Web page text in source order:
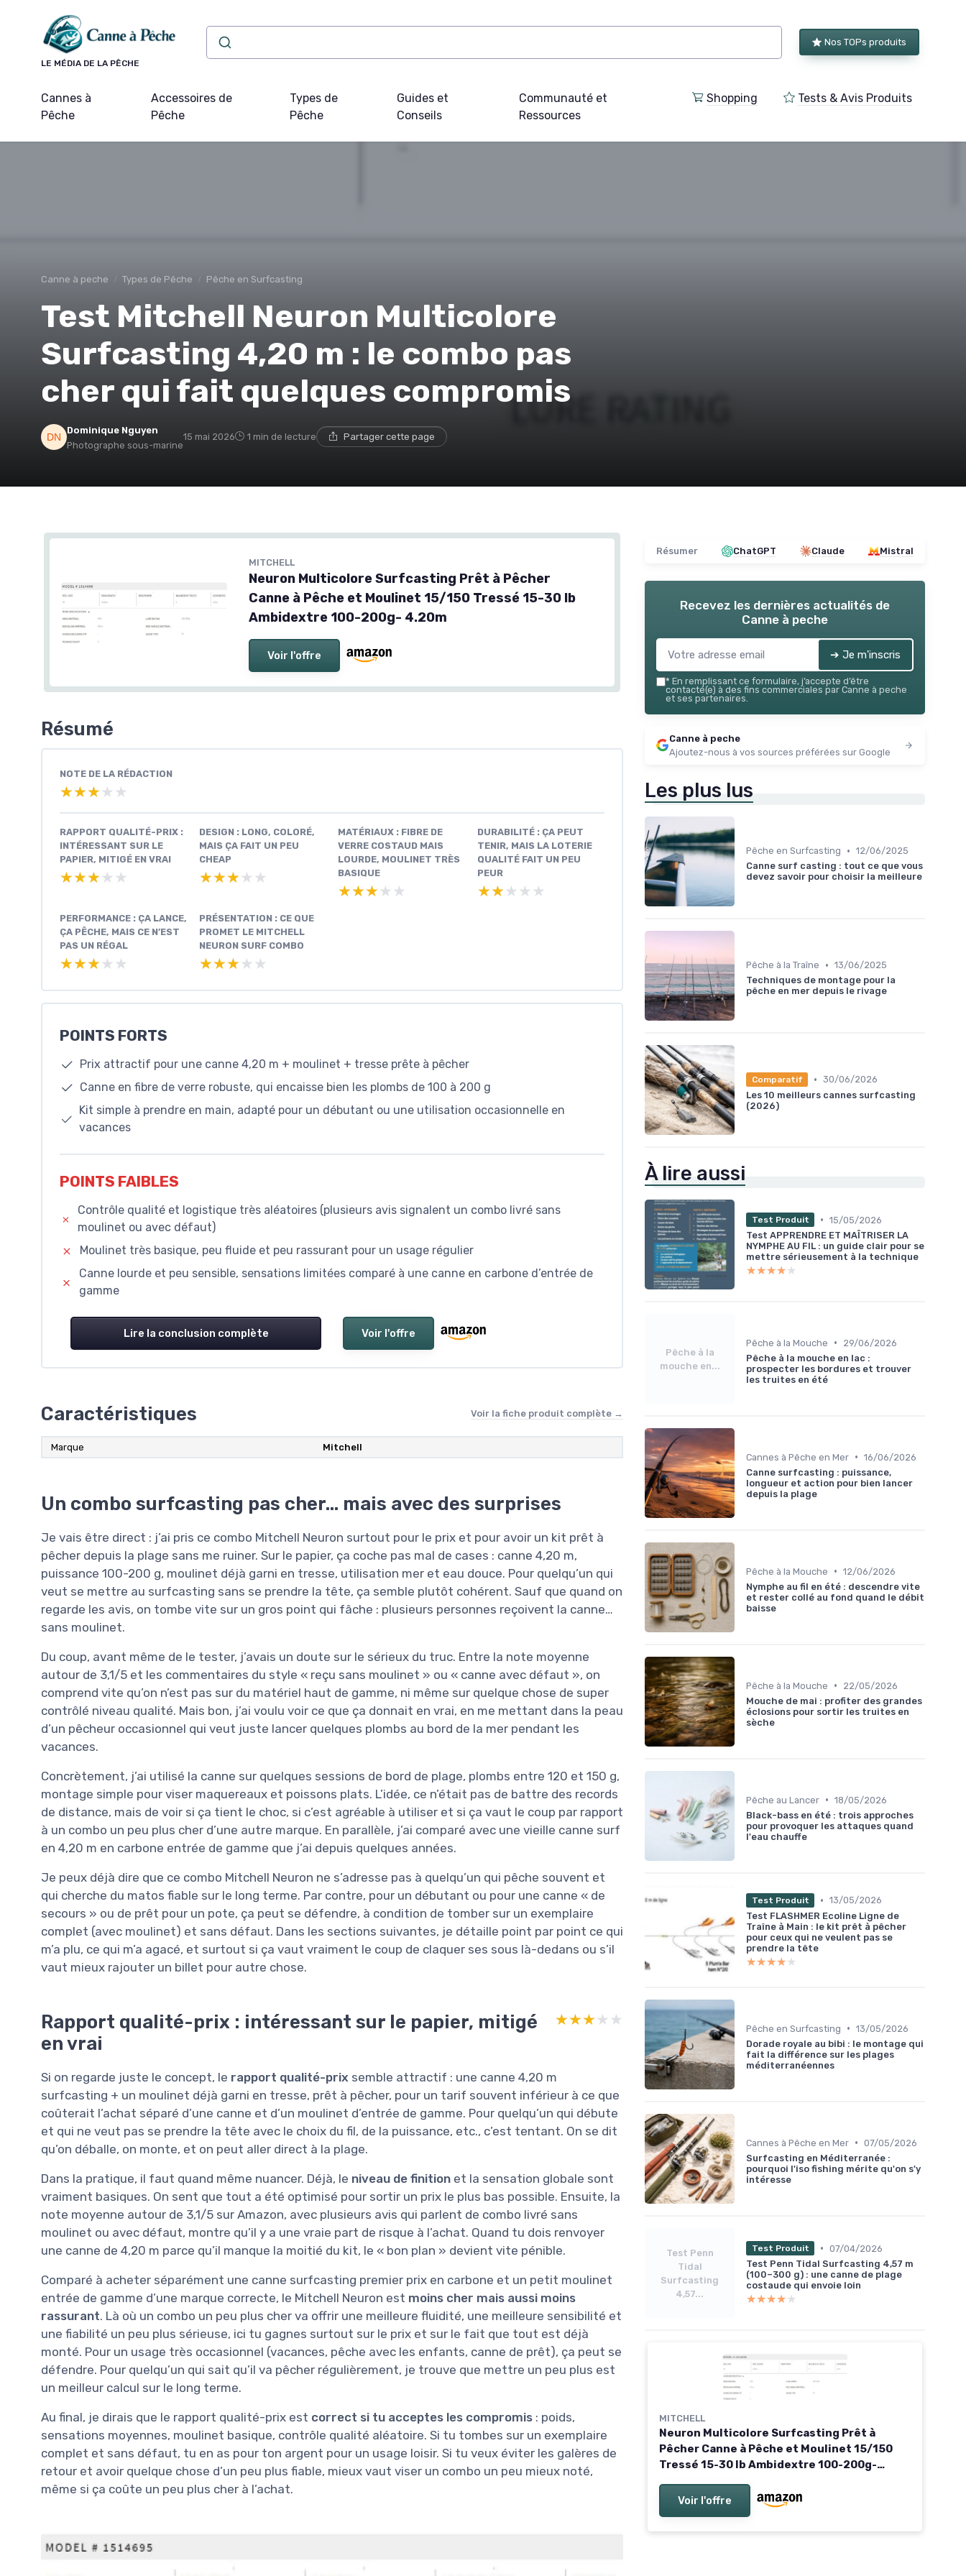
LE MÉDIA DE LA PÊCHE
Nos TOPs produits
Cannes à
Pêche
Accessoires de
Pêche
Types de
Pêche
Guides et
Conseils
Communauté et
Ressources
Shopping Tests & Avis Produits
Canne à peche Types de Pêche Pêche en Surfcasting
Test Mitchell Neuron Multicolore
Surfcasting 4,20 m : le combo pas
cher qui fait quelques compromis
Dominique Nguyen
Photographe sous-marine
15 mai 2026 1 min de lecture Partager cette page
MITCHELL
Neuron Multicolore Surfcasting Prêt à Pêcher
Canne à Pêche et Moulinet 15/150 Tressé 15-30 lb
Ambidextre 100-200g- 4.20m
Voir l'offre
Résumé
NOTE DE LA RÉDACTION
★★★★★
★★★★★
RAPPORT QUALITÉ-PRIX :
INTÉRESSANT SUR LE
PAPIER, MITIGÉ EN VRAI
★★★★★
★★★★★
DESIGN : LONG, COLORÉ,
MAIS ÇA FAIT UN PEU
CHEAP
★★★★★
★★★★★
MATÉRIAUX : FIBRE DE
VERRE COSTAUD MAIS
LOURDE, MOULINET TRÈS
BASIQUE
★★★★★
★★★★★
DURABILITÉ : ÇA PEUT
TENIR, MAIS LA LOTERIE
QUALITÉ FAIT UN PEU
PEUR
★★★★★
★★★★★
PERFORMANCE : ÇA LANCE,
ÇA PÊCHE, MAIS CE N’EST
PAS UN RÉGAL
★★★★★
★★★★★
PRÉSENTATION : CE QUE
PROMET LE MITCHELL
NEURON SURF COMBO
★★★★★
★★★★★
POINTS FORTS
Prix attractif pour une canne 4,20 m + moulinet + tresse prête à pêcher
Canne en fibre de verre robuste, qui encaisse bien les plombs de 100 à 200 g
Kit simple à prendre en main, adapté pour un débutant ou une utilisation occasionnelle en
vacances
POINTS FAIBLES
Contrôle qualité et logistique très aléatoires (plusieurs avis signalent un combo livré sans
moulinet ou avec défaut)
Moulinet très basique, peu fluide et peu rassurant pour un usage régulier
Canne lourde et peu sensible, sensations limitées comparé à une canne en carbone d’entrée de
gamme
Lire la conclusion complète Voir l'offre
Caractéristiques Voir la fiche produit complète →
Marque Mitchell
Un combo surfcasting pas cher… mais avec des surprises
Je vais être direct : j’ai pris ce combo Mitchell Neuron surtout pour le prix et pour avoir un kit prêt à
pêcher depuis la plage sans me ruiner. Sur le papier, ça coche pas mal de cases : canne 4,20 m,
puissance 100-200 g, moulinet déjà garni en tresse, utilisation mer et eau douce. Pour quelqu’un qui
veut se mettre au surfcasting sans se prendre la tête, ça semble plutôt cohérent. Sauf que quand on
regarde les avis, on tombe vite sur un gros point qui fâche : plusieurs personnes reçoivent la canne…
sans moulinet.
Du coup, avant même de le tester, j’avais un doute sur le sérieux du truc. Entre la note moyenne
autour de 3,1/5 et les commentaires du style « reçu sans moulinet » ou « canne avec défaut », on
comprend vite qu’on n’est pas sur du matériel haut de gamme, ni même sur quelque chose de super
contrôlé niveau qualité. Mais bon, j’ai voulu voir ce que ça donnait en vrai, en me mettant dans la peau
d’un pêcheur occasionnel qui veut juste lancer quelques plombs au bord de la mer pendant les
vacances.
Concrètement, j’ai utilisé la canne sur quelques sessions de bord de plage, plombs entre 120 et 150 g,
montage simple pour viser maquereaux et poissons plats. L’idée, ce n’était pas de battre des records
de distance, mais de voir si ça tient le choc, si c’est agréable à utiliser et si ça vaut le coup par rapport
à un combo un peu plus cher d’une autre marque. En parallèle, j’ai comparé avec une vieille canne surf
en 4,20 m en carbone entrée de gamme que j’ai depuis quelques années.
Je peux déjà dire que ce combo Mitchell Neuron ne s’adresse pas à quelqu’un qui pêche souvent et
qui cherche du matos fiable sur le long terme. Par contre, pour un débutant ou pour une canne « de
secours » ou de prêt pour un pote, ça peut se défendre, à condition de tomber sur un exemplaire
complet (avec moulinet) et sans défaut. Dans les sections suivantes, je détaille point par point ce qui
m’a plu, ce qui m’a agacé, et surtout si ça vaut vraiment le coup de claquer ses sous là-dedans ou s’il
vaut mieux rajouter un billet pour autre chose.
Rapport qualité-prix : intéressant sur le papier, mitigé
en vrai
★★★★★
★★★★★
Si on regarde juste le concept, le rapport qualité-prix semble attractif : une canne 4,20 m
surfcasting + un moulinet déjà garni en tresse, prêt à pêcher, pour un tarif souvent inférieur à ce que
coûterait l’achat séparé d’une canne et d’un moulinet d’entrée de gamme. Pour quelqu’un qui débute
et qui ne veut pas se prendre la tête avec le choix du fil, de la puissance, etc., c’est tentant. On se dit
qu’on déballe, on monte, et on peut aller direct à la plage.
Dans la pratique, il faut quand même nuancer. Déjà, le niveau de finition et la sensation globale sont
vraiment basiques. On sent que tout a été optimisé pour sortir un prix le plus bas possible. Ensuite, la
note moyenne autour de 3,1/5 sur Amazon, avec plusieurs avis qui parlent de combo livré sans
moulinet ou avec défaut, montre qu’il y a une vraie part de risque à l’achat. Quand tu dois renvoyer
une canne de 4,20 m parce qu’il manque la moitié du kit, le « bon plan » devient vite pénible.
Comparé à acheter séparément une canne surfcasting premier prix en carbone et un petit moulinet
entrée de gamme d’une marque correcte, le Mitchell Neuron est moins cher mais aussi moins
rassurant. Là où un combo un peu plus cher va offrir une meilleure fluidité, une meilleure sensibilité et
une fiabilité un peu plus sérieuse, ici tu gagnes surtout sur le prix et sur le fait que tout est déjà
monté. Pour un usage très occasionnel (vacances, pêche avec les enfants, canne de prêt), ça peut se
défendre. Pour quelqu’un qui sait qu’il va pêcher régulièrement, je trouve que mettre un peu plus est
un meilleur calcul sur le long terme.
Au final, je dirais que le rapport qualité-prix est correct si tu acceptes les compromis : poids,
sensations moyennes, moulinet basique, contrôle qualité aléatoire. Si tu tombes sur un exemplaire
complet et sans défaut, tu en as pour ton argent pour un usage loisir. Si tu veux éviter les galères de
retour et avoir quelque chose d’un peu plus fiable, mieux vaut viser un combo un peu mieux noté,
même si ça coûte un peu plus cher à l’achat.
Résumer ChatGPT Claude Mistral
Recevez les dernières actualités de
Canne à peche
➔ Je m'inscris
* En remplissant ce formulaire, j’accepte d’être
contacté(e) à des fins commerciales par Canne à peche
et ses partenaires.
Canne à peche
Ajoutez-nous à vos sources préférées sur Google
Les plus lus
Pêche en Surfcasting • 12/06/2025
Canne surf casting : tout ce que vous
devez savoir pour choisir la meilleure
Pêche à la Traîne • 13/06/2025
Techniques de montage pour la
pêche en mer depuis le rivage
Comparatif • 30/06/2026
Les 10 meilleurs cannes surfcasting
(2026)
À lire aussi
Test Produit • 15/05/2026
Test APPRENDRE ET MAÎTRISER LA
NYMPHE AU FIL : un guide clair pour se
mettre sérieusement à la technique
★★★★★
★★★★★
Pêche à la
mouche en...
Pêche à la Mouche •
29/06/2026
Pêche à la mouche en lac :
prospecter les bordures et trouver
les truites en été
Cannes à Pêche en Mer • 16/06/2026
Canne surfcasting : puissance,
longueur et action pour bien lancer
depuis la plage
Pêche à la Mouche • 12/06/2026
Nymphe au fil en été : descendre vite
et rester collé au fond quand le débit
baisse
Pêche à la Mouche •
22/05/2026
Mouche de mai : profiter des grandes
éclosions pour sortir les truites en
sèche
Pêche au Lancer • 18/05/2026
Black-bass en été : trois approches
pour provoquer les attaques quand
l'eau chauffe
Test Produit • 13/05/2026
Test FLASHMER Ecoline Ligne de
Traîne à Main : le kit prêt à pêcher
pour ceux qui ne veulent pas se
prendre la tête
★★★★★
★★★★★
Pêche en Surfcasting • 13/05/2026
Dorade royale au bibi : le montage qui
fait la différence sur les plages
méditerranéennes
Cannes à Pêche en Mer • 07/05/2026
Surfcasting en Méditerranée :
pourquoi l'iso fishing mérite qu'on s'y
intéresse
Test Penn
Tidal
Surfcasting
4,57...
Test Produit • 07/04/2026
Test Penn Tidal Surfcasting 4,57 m
(100–300 g) : une canne de plage
costaude qui envoie loin
★★★★★
★★★★★
MITCHELL
Neuron Multicolore Surfcasting Prêt à
Pêcher Canne à Pêche et Moulinet 15/150
Tressé 15-30 lb Ambidextre 100-200g-
Voir l'offre